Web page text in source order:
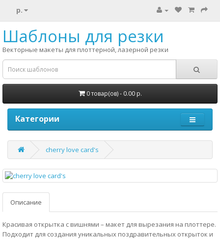
р.
Шаблоны для резки
Векторные макеты для плоттерной, лазерной резки
0 товар(ов) - 0.00 р.
Категории
cherry love card's
Описание
Красивая открытка с вишнями – макет для вырезания на плоттере.
Подходит для создания уникальных поздравительных открыток и